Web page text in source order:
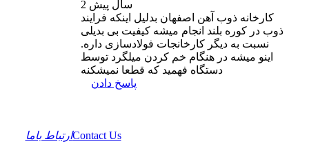
2 سال پیش
کارخانه ذوب آهن اصفهان بدلیل اینکه فرایند
ذوب در کوره بلند انجام میشه کیفیت بی بدیلی
نسبت به دیگر کارخانجات فولادسازی داره.
اینو میشه در هنگام خم کردن میلگرد توسط
دستگاه فهمید که قطعا نمیشکنه
پاسخ دادن
ارتباط باماContact Us